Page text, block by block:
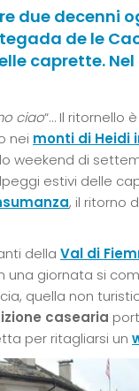
due decenni
de le
caprette. Nel
ciao“… Il ritornello
nei monti di Heidi
weekend di
estivi delle
, il ritorno
della Val di
una giornata si
quella non
casearia
per ritagliarsi un